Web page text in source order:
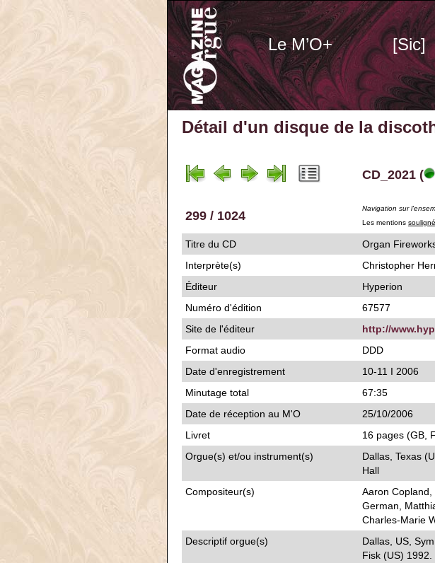
Le M’O+ [Sic]
Détail d'un disque de la
CD_2021 (
299 / 1024
Navigation sur
Les mentions
Titre du CD
Organ
Interprète(s)
Christopher
Éditeur
Hyperion
Numéro d'édition
67577
Site de l'éditeur
http://
Format audio
DDD
Date d'enregistrement
10-11 I 2006
Minutage total
67:35
Date de réception au M'O
25/10/2006
Livret
16 pages (GB,
Orgue(s) et/ou instrument(s)
Dallas, Texas
Hall
Compositeur(s)
Aaron
German,
Charles-Marie
Descriptif orgue(s)
Dallas, US,
Fisk (US) 1992.